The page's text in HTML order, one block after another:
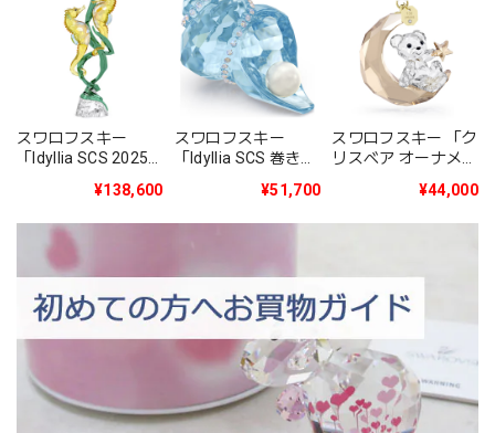
スワロフスキー
「Idyllia SCS 2025
オトシゴ」¥138,600
スワロフスキー
「Idyllia SCS 巻き貝
¥51,700
スワロフスキー 「ク
リスベア オーナメン
産品」5701830¥44,000